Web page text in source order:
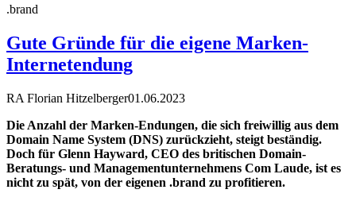
.brand
Gute Gründe für die eigene Marken-
Internetendung
RA Florian Hitzelberger01.06.2023
Die Anzahl der Marken-Endungen, die sich freiwillig aus dem
Domain Name System (DNS) zurückzieht, steigt beständig.
Doch für Glenn Hayward, CEO des britischen Domain-
Beratungs- und Managementunternehmens Com Laude, ist es
nicht zu spät, von der eigenen .brand zu profitieren.